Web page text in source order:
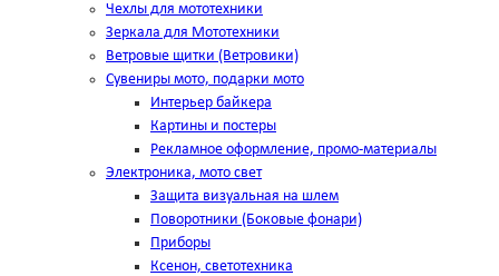
Чехлы для мототехники
Зеркала для Мототехники
Ветровые щитки (Ветровики)
Сувениры мото, подарки мото
Интерьер байкера
Картины и постеры
Рекламное оформление, промо-материалы
Электроника, мото свет
Защита визуальная на шлем
Поворотники (Боковые фонари)
Приборы
Ксенон, светотехника